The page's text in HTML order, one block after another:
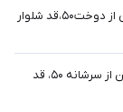
قد ۵۱،پهنا از یکطرف ۳۶ ،قد آستین از دوخت۵۰،قد شلوار
قد ۵۷،پهنا از یکطرف ۳۹ ،قد آستین از سرشانه ۵۰، قد